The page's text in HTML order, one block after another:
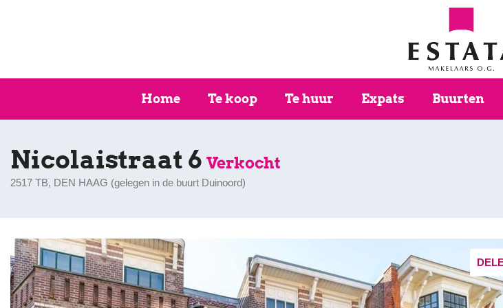
Home Te koop Te huur Expats Buurten
Nicolaistraat 6 Verkocht
2517 TB, DEN HAAG (gelegen in de buurt Duinoord)